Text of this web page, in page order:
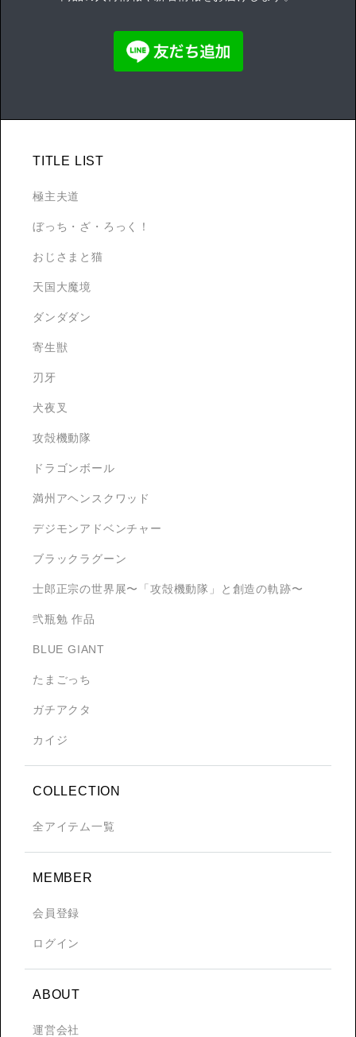
TITLE LIST
極主夫道
ぼっち・ざ・ろっく！
おじさまと猫
天国大魔境
ダンダダン
寄生獣
刃牙
犬夜叉
攻殻機動隊
ドラゴンボール
満州アヘンスクワッド
デジモンアドベンチャー
ブラックラグーン
士郎正宗の世界展〜「攻殻機動隊」と創造の軌跡〜
弐瓶勉 作品
BLUE GIANT
たまごっち
ガチアクタ
カイジ
COLLECTION
全アイテム一覧
MEMBER
会員登録
ログイン
ABOUT
運営会社